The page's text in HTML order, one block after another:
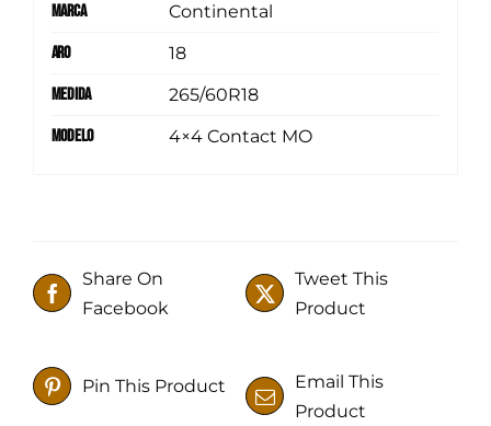
Marca
Continental
Aro
18
Medida
265/60R18
Modelo
4×4 Contact MO
Share On
Facebook
Tweet This
Product
Pin This Product
Email This
Product